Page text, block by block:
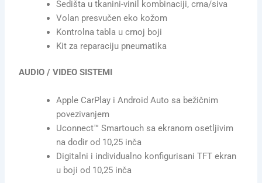
Sedišta u tkanini-vinil kombinaciji, crna/siva
Volan presvučen eko kožom
Kontrolna tabla u crnoj boji
Kit za reparaciju pneumatika
AUDIO / VIDEO SISTEMI
Apple CarPlay i Android Auto sa bežičnim
povezivanjem
Uconnect™ Smartouch sa ekranom osetljivim
na dodir od 10,25 inča
Digitalni i individualno konfigurisani TFT ekran
u boji od 10,25 inča